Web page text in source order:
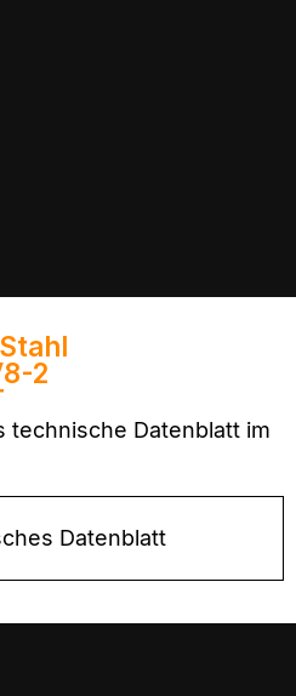
2
technische Datenblatt im
Datenblatt